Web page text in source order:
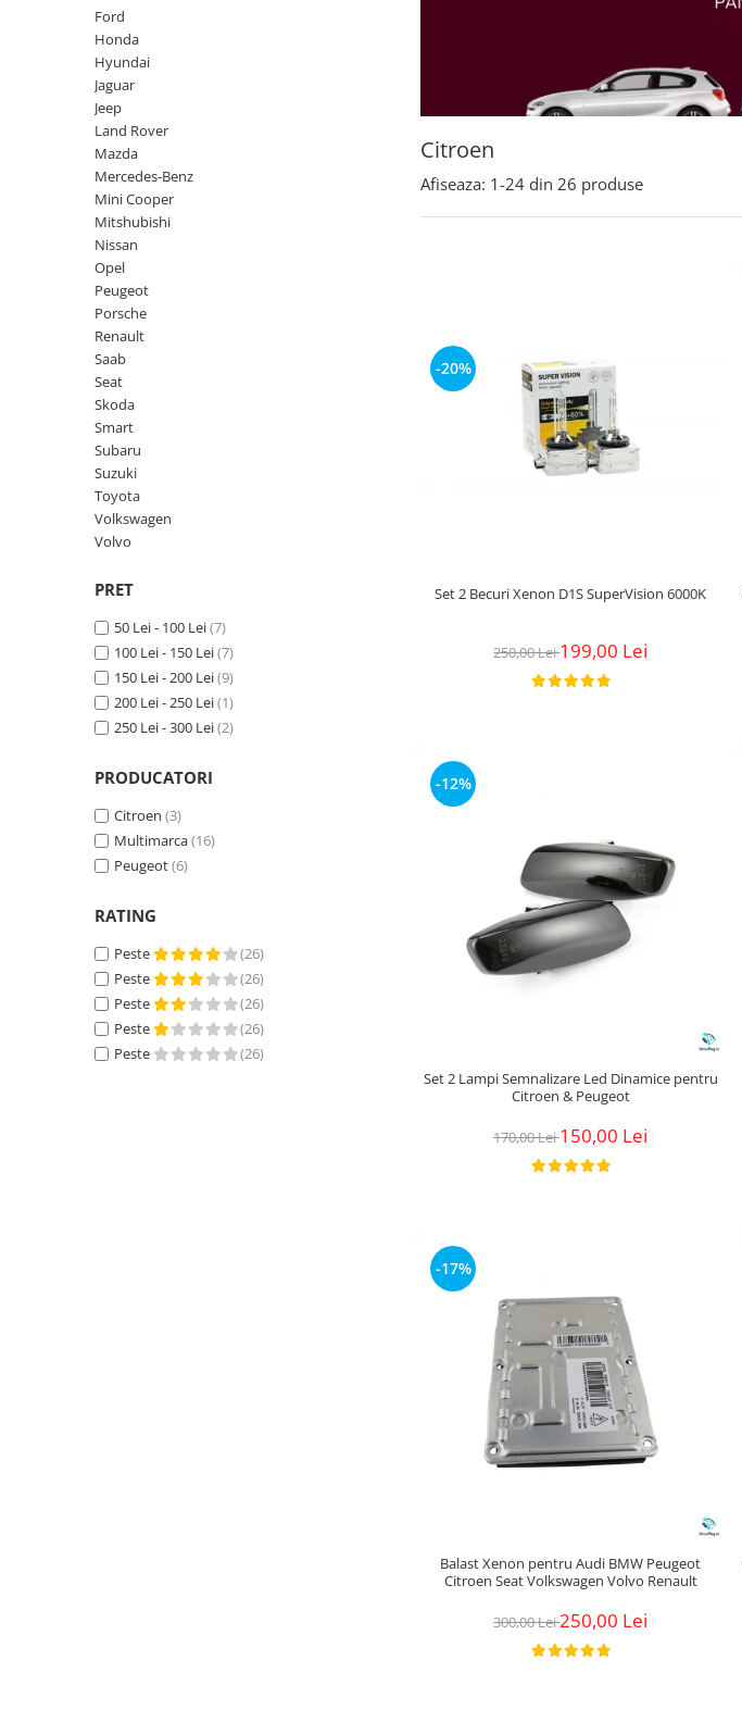
Mercedes-Benz
Mini Cooper
Mitshubishi
Manson schimbator viteze
Alte accesorii
Ornamente
Piese exterior
Senzori parcare dedicati
Grile aerisire
Camere mers inapoi
Capace oglinzi
Tuning auto
Kituri reparatie
Dopuri anulare clapete admisie
Garnituri galerie admisie BMW
Kit reparatie faruri
Adaptoare auxiliare
Produse cu discount de pana la
Eleron Portbagaj
Citroen
Ford
Honda
Hyundai
Jaguar
Jeep
Land Rover
Mazda
Mercedes-Benz
Mini Cooper
Mitshubishi
Nissan
Opel
Peugeot
Porsche
Renault
Saab
Seat
Skoda
Smart
Subaru
Suzuki
Toyota
Volkswagen
Volvo
PRET
50 Lei - 100 Lei(7)
100 Lei - 150 Lei(7)
150 Lei - 200 Lei(9)
200 Lei - 250 Lei(1)
250 Lei - 300 Lei(2)
PRODUCATORI
Citroen (3)
Multimarca(16)
Peugeot(6)
RATING
Peste
(26)
Peste
(26)
Peste
(26)
Peste
(26)
Peste
(26)
Afiseaza: 1-24 din 26 produse
-20%
Set 2 Becuri Xenon D1S SuperVision 6000K
250,00 Lei199,00 Lei
-12%
Set 2 Lampi Semnalizare Led Dinamice pentru
Citroen & Peugeot
170,00 Lei150,00 Lei
-17%
Balast Xenon pentru Audi BMW Peugeot
Citroen Seat Volkswagen Volvo Renault
300,00 Lei250,00 Lei